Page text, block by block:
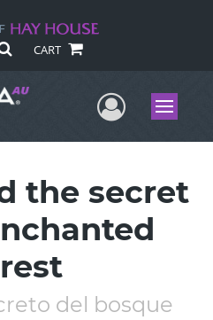
CART
UserMenu
the secret
del bosque